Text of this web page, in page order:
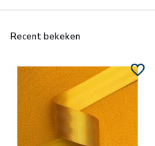
Recent bekeken